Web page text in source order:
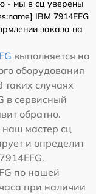
- мы в сц уверены
IBM 7914EFG
заказа на
выполняется на
оборудования
таких случаях
в сервисный
обратно.
наш мастер сц
и определит
по нашей
при наличии